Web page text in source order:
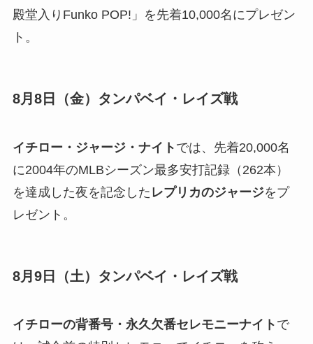
殿堂入りFunko POP!」を先着10,000名にプレゼン
ト。
8月8日（金） タンパベイ・レイズ戦
イチロー・ジャージ・ナイト では、先着20,000名
に2004年のMLBシーズン最多安打記録（262本）
を達成した夜を記念した レプリカのジャージをプ
レゼント。
8月9日（土） タンパベイ・レイズ戦
イチローの背番号・永久欠番セレモニーナイト で